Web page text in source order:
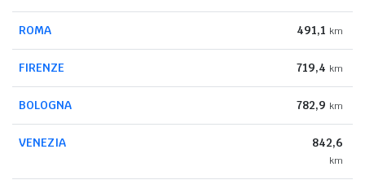
ROMA 491,1 km
FIRENZE 719,4 km
BOLOGNA 782,9 km
VENEZIA 842,6
km